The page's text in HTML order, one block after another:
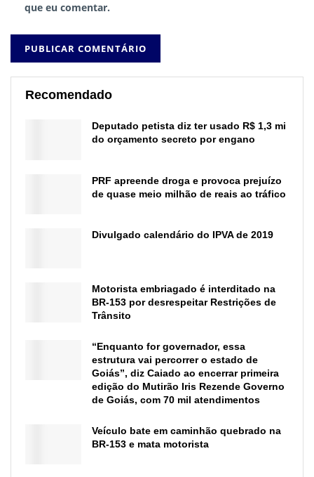
que eu comentar.
Recomendado
Deputado petista diz ter usado R$ 1,3 mi
do orçamento secreto por engano
PRF apreende droga e provoca prejuízo
de quase meio milhão de reais ao tráfico
Divulgado calendário do IPVA de 2019
Motorista embriagado é interditado na
BR-153 por desrespeitar Restrições de
Trânsito
“Enquanto for governador, essa
estrutura vai percorrer o estado de
Goiás”, diz Caiado ao encerrar primeira
edição do Mutirão Iris Rezende Governo
de Goiás, com 70 mil atendimentos
Veículo bate em caminhão quebrado na
BR-153 e mata motorista